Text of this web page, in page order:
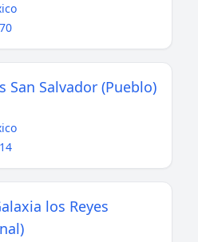
San Salvador (Pueblo)
los Reyes